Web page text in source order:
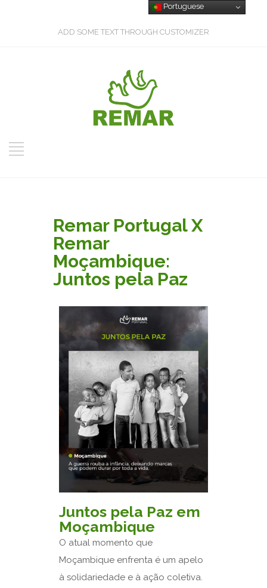
ADD SOME TEXT THROUGH CUSTOMIZER
Remar Portugal X
Remar
Moçambique:
Juntos pela Paz
Juntos pela Paz em
Moçambique
O atual momento que
Moçambique enfrenta é um apelo
à solidariedade e à ação coletiva.
Portuguese